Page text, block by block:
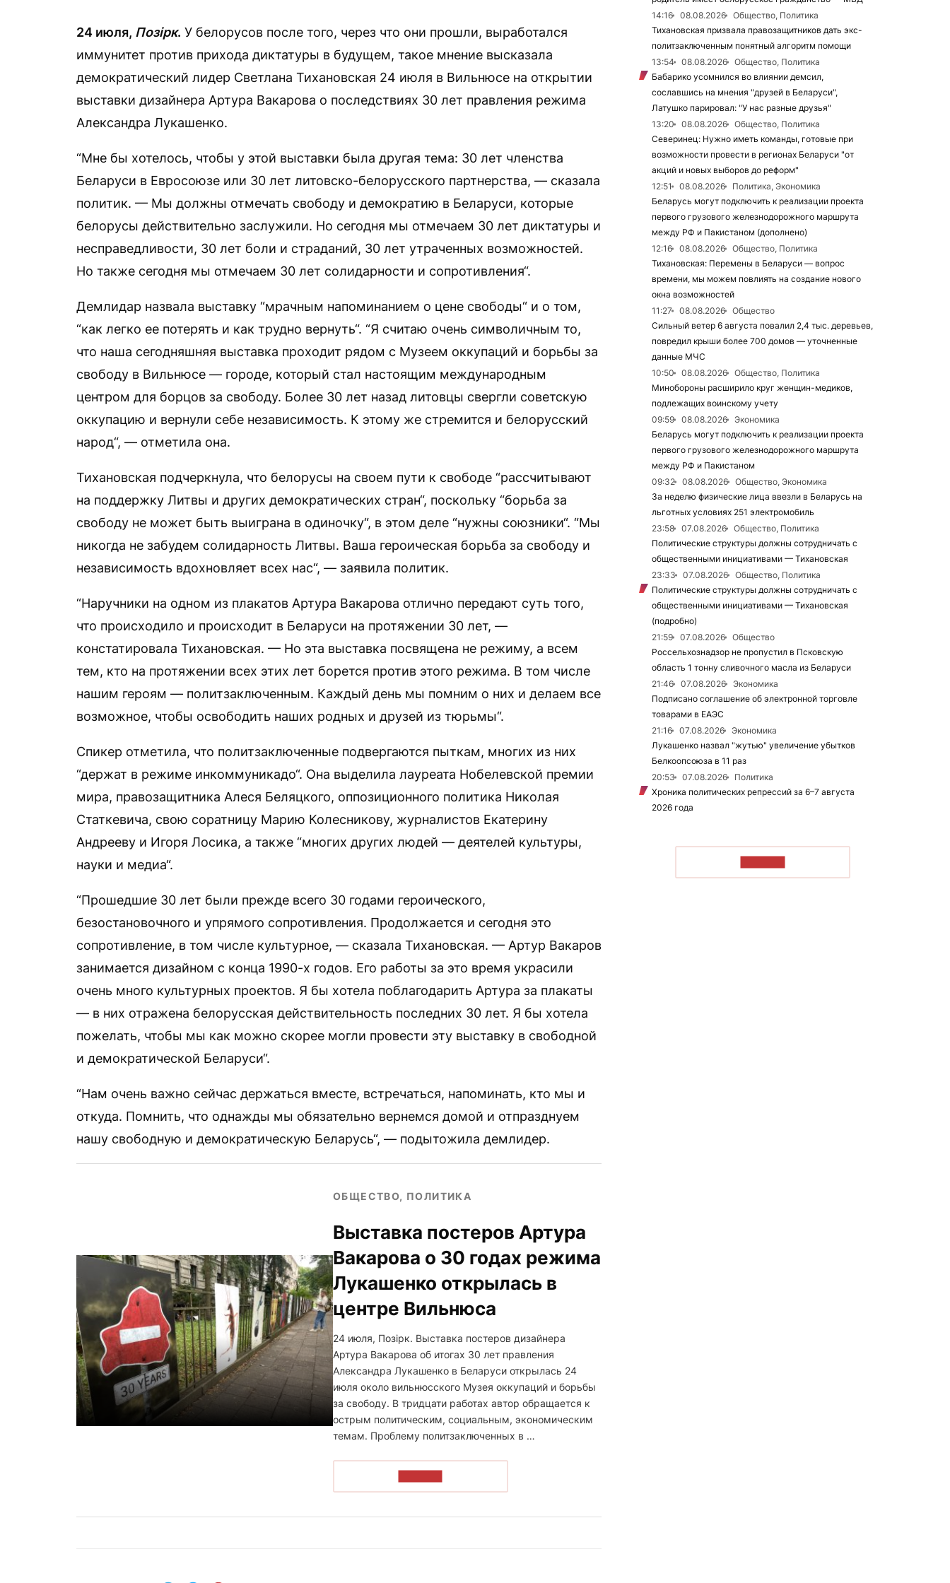
24 июля, Позірк. У белорусов после того, через что они прошли, выработался
иммунитет против прихода диктатуры в будущем, такое мнение высказала
демократический лидер Светлана Тихановская 24 июля в Вильнюсе на открытии
выставки дизайнера Артура Вакарова о последствиях 30 лет правления режима
Александра Лукашенко.
“Мне бы хотелось, чтобы у этой выставки была другая тема: 30 лет членства
Беларуси в Евросоюзе или 30 лет литовско-белорусского партнерства, — сказала
политик. — Мы должны отмечать свободу и демократию в Беларуси, которые
белорусы действительно заслужили. Но сегодня мы отмечаем 30 лет диктатуры и
несправедливости, 30 лет боли и страданий, 30 лет утраченных возможностей.
Но также сегодня мы отмечаем 30 лет солидарности и сопротивления“.
Демлидар назвала выставку “мрачным напоминанием о цене свободы“ и о том,
“как легко ее потерять и как трудно вернуть“. “Я считаю очень символичным то,
что наша сегодняшняя выставка проходит рядом с Музеем оккупаций и борьбы за
свободу в Вильнюсе — городе, который стал настоящим международным
центром для борцов за свободу. Более 30 лет назад литовцы свергли советскую
оккупацию и вернули себе независимость. К этому же стремится и белорусский
народ“, — отметила она.
Тихановская подчеркнула, что белорусы на своем пути к свободе “рассчитывают
на поддержку Литвы и других демократических стран“, поскольку “борьба за
свободу не может быть выиграна в одиночку“, в этом деле “нужны союзники“. “Мы
никогда не забудем солидарность Литвы. Ваша героическая борьба за свободу и
независимость вдохновляет всех нас“, — заявила политик.
“Наручники на одном из плакатов Артура Вакарова отлично передают суть того,
что происходило и происходит в Беларуси на протяжении 30 лет, —
констатировала Тихановская. — Но эта выставка посвящена не режиму, а всем
тем, кто на протяжении всех этих лет борется против этого режима. В том числе
нашим героям — политзаключенным. Каждый день мы помним о них и делаем все
возможное, чтобы освободить наших родных и друзей из тюрьмы“.
Спикер отметила, что политзаключенные подвергаются пыткам, многих из них
“держат в режиме инкоммуникадо“. Она выделила лауреата Нобелевской премии
мира, правозащитника Алеся Беляцкого, оппозиционного политика Николая
Статкевича, свою соратницу Марию Колесникову, журналистов Екатерину
Андрееву и Игоря Лосика, а также “многих других людей — деятелей культуры,
науки и медиа“.
“Прошедшие 30 лет были прежде всего 30 годами героического,
безостановочного и упрямого сопротивления. Продолжается и сегодня это
сопротивление, в том числе культурное, — сказала Тихановская. — Артур Вакаров
занимается дизайном с конца 1990-х годов. Его работы за это время украсили
очень много культурных проектов. Я бы хотела поблагодарить Артура за плакаты
— в них отражена белорусская действительность последних 30 лет. Я бы хотела
пожелать, чтобы мы как можно скорее могли провести эту выставку в свободной
и демократической Беларуси“.
“Нам очень важно сейчас держаться вместе, встречаться, напоминать, кто мы и
откуда. Помнить, что однажды мы обязательно вернемся домой и отпразднуем
нашу свободную и демократическую Беларусь“, — подытожила демлидер.
ОБЩЕСТВО, ПОЛИТИКА
Выставка постеров Артура
Вакарова о 30 годах режима
Лукашенко открылась в
центре Вильнюса
24 июля, Позірк. Выставка постеров дизайнера
Артура Вакарова об итогах 30 лет правления
Александра Лукашенко в Беларуси открылась 24
июля около вильнюсского Музея оккупаций и борьбы
за свободу. В тридцати работах автор обращается к
острым политическим, социальным, экономическим
темам. Проблему политзаключенных в …
14:16
08.08.2026
Общество, Политика
Тихановская призвала правозащитников дать экс-
политзаключенным понятный алгоритм помощи
13:54
08.08.2026
Общество, Политика
Бабарико усомнился во влиянии демсил,
сославшись на мнения "друзей в Беларуси",
Латушко парировал: "У нас разные друзья"
13:20
08.08.2026
Общество, Политика
Северинец: Нужно иметь команды, готовые при
возможности провести в регионах Беларуси "от
акций и новых выборов до реформ"
12:51
08.08.2026
Политика, Экономика
Беларусь могут подключить к реализации проекта
первого грузового железнодорожного маршрута
между РФ и Пакистаном (дополнено)
12:16
08.08.2026
Общество, Политика
Тихановская: Перемены в Беларуси — вопрос
времени, мы можем повлиять на создание нового
окна возможностей
11:27
08.08.2026
Общество
Сильный ветер 6 августа повалил 2,4 тыс. деревьев,
повредил крыши более 700 домов — уточненные
данные МЧС
10:50
08.08.2026
Общество, Политика
Минобороны расширило круг женщин-медиков,
подлежащих воинскому учету
09:59
08.08.2026
Экономика
Беларусь могут подключить к реализации проекта
первого грузового железнодорожного маршрута
между РФ и Пакистаном
09:32
08.08.2026
Общество, Экономика
За неделю физические лица ввезли в Беларусь на
льготных условиях 251 электромобиль
23:58
07.08.2026
Общество, Политика
Политические структуры должны сотрудничать с
общественными инициативами — Тихановская
23:33
07.08.2026
Общество, Политика
Политические структуры должны сотрудничать с
общественными инициативами — Тихановская
(подробно)
21:59
07.08.2026
Общество
Россельхознадзор не пропустил в Псковскую
область 1 тонну сливочного масла из Беларуси
21:46
07.08.2026
Экономика
Подписано соглашение об электронной торговле
товарами в ЕАЭС
21:16
07.08.2026
Экономика
Лукашенко назвал "жутью" увеличение убытков
Белкоопсоюза в 11 раз
20:53
07.08.2026
Политика
Хроника политических репрессий за 6–7 августа
2026 года